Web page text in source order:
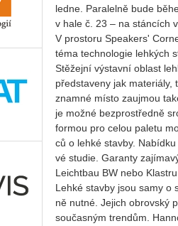
led­ne. Pa­ra­lel­ně bude
v hale č. 23 – na stán­cích
V pro­sto­ru Spe­a­kers'
téma tech­no­lo­gie leh­kých
Stě­žej­ní vý­stav­ní ob­last
před­sta­ve­ny jak
znam­né místo za­ujmou
je možné bez­pro­střed­ně
for­mou pro celou pa­le­tu
ců o lehké stav­by.
vé stu­die. Ga­ran­ty
Leicht­bau BW nebo
Lehké stav­by jsou samy o
ně nutné. Je­jich ob­rov­ský
sou­čas­ným tren­dům.